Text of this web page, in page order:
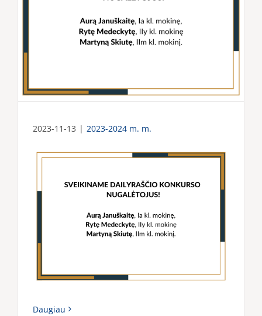
2023-11-13 | 2023-2024 m. m.
Daugiau